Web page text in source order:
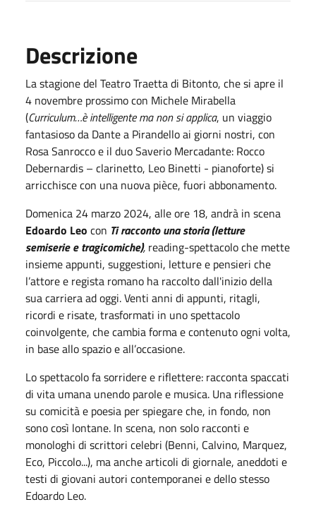
Descrizione
La stagione del Teatro Traetta di Bitonto, che si apre il
4 novembre prossimo con Michele Mirabella
(Curriculum…è intelligente ma non si applica, un viaggio
fantasioso da Dante a Pirandello ai giorni nostri, con
Rosa Sanrocco e il duo Saverio Mercadante: Rocco
Debernardis – clarinetto, Leo Binetti - pianoforte) si
arricchisce con una nuova pièce, fuori abbonamento.
Domenica 24 marzo 2024, alle ore 18, andrà in scena
Edoardo Leo con Ti racconto una storia (letture
semiserie e tragicomiche), reading-spettacolo che mette
insieme appunti, suggestioni, letture e pensieri che
l’attore e regista romano ha raccolto dall'inizio della
sua carriera ad oggi. Venti anni di appunti, ritagli,
ricordi e risate, trasformati in uno spettacolo
coinvolgente, che cambia forma e contenuto ogni volta,
in base allo spazio e all’occasione.
Lo spettacolo fa sorridere e riflettere: racconta spaccati
di vita umana unendo parole e musica. Una riflessione
su comicità e poesia per spiegare che, in fondo, non
sono così lontane. In scena, non solo racconti e
monologhi di scrittori celebri (Benni, Calvino, Marquez,
Eco, Piccolo...), ma anche articoli di giornale, aneddoti e
testi di giovani autori contemporanei e dello stesso
Edoardo Leo.